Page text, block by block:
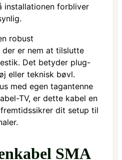
installationen forbliver
robust
er nem at tilslutte
Det betyder plug-
eller teknisk bøvl.
med egen tagantenne
TV, er dette kabel en
dit setup til
SMA